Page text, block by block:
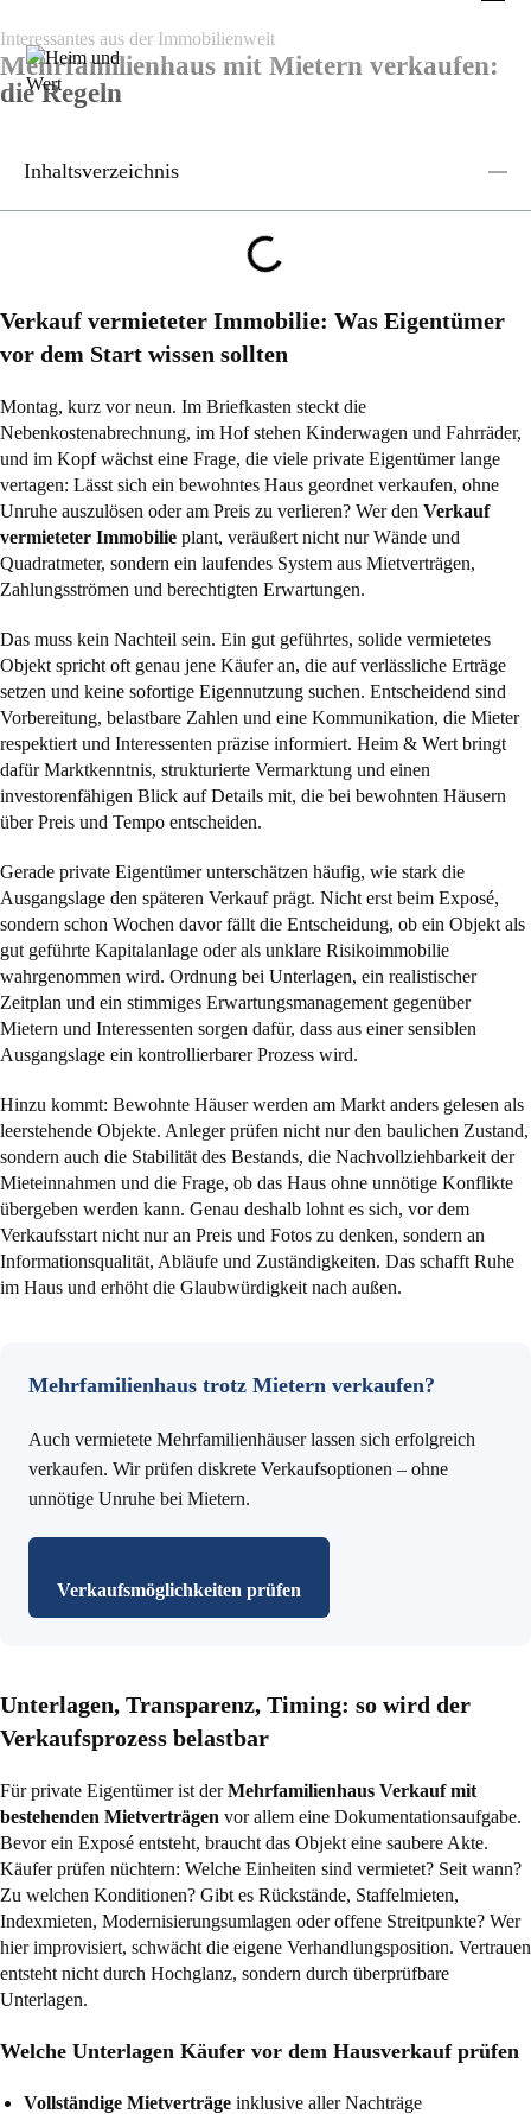
Interessantes aus der Immobilienwelt
Mehrfamilienhaus mit Mietern verkaufen:
die Regeln
Inhaltsverzeichnis
Verkauf vermieteter Immobilie: Was Eigentümer
vor dem Start wissen sollten
Montag, kurz vor neun. Im Briefkasten steckt die
Nebenkostenabrechnung, im Hof stehen Kinderwagen und Fahrräder,
und im Kopf wächst eine Frage, die viele private Eigentümer lange
vertagen: Lässt sich ein bewohntes Haus geordnet verkaufen, ohne
Unruhe auszulösen oder am Preis zu verlieren? Wer den Verkauf
vermieteter Immobilie plant, veräußert nicht nur Wände und
Quadratmeter, sondern ein laufendes System aus Mietverträgen,
Zahlungsströmen und berechtigten Erwartungen.
Das muss kein Nachteil sein. Ein gut geführtes, solide vermietetes
Objekt spricht oft genau jene Käufer an, die auf verlässliche Erträge
setzen und keine sofortige Eigennutzung suchen. Entscheidend sind
Vorbereitung, belastbare Zahlen und eine Kommunikation, die Mieter
respektiert und Interessenten präzise informiert. Heim & Wert bringt
dafür Marktkenntnis, strukturierte Vermarktung und einen
investorenfähigen Blick auf Details mit, die bei bewohnten Häusern
über Preis und Tempo entscheiden.
Gerade private Eigentümer unterschätzen häufig, wie stark die
Ausgangslage den späteren Verkauf prägt. Nicht erst beim Exposé,
sondern schon Wochen davor fällt die Entscheidung, ob ein Objekt als
gut geführte Kapitalanlage oder als unklare Risikoimmobilie
wahrgenommen wird. Ordnung bei Unterlagen, ein realistischer
Zeitplan und ein stimmiges Erwartungsmanagement gegenüber
Mietern und Interessenten sorgen dafür, dass aus einer sensiblen
Ausgangslage ein kontrollierbarer Prozess wird.
Hinzu kommt: Bewohnte Häuser werden am Markt anders gelesen als
leerstehende Objekte. Anleger prüfen nicht nur den baulichen Zustand,
sondern auch die Stabilität des Bestands, die Nachvollziehbarkeit der
Mieteinnahmen und die Frage, ob das Haus ohne unnötige Konflikte
übergeben werden kann. Genau deshalb lohnt es sich, vor dem
Verkaufsstart nicht nur an Preis und Fotos zu denken, sondern an
Informationsqualität, Abläufe und Zuständigkeiten. Das schafft Ruhe
im Haus und erhöht die Glaubwürdigkeit nach außen.
Mehrfamilienhaus trotz Mietern verkaufen?
Auch vermietete Mehrfamilienhäuser lassen sich erfolgreich
verkaufen. Wir prüfen diskrete Verkaufsoptionen – ohne
unnötige Unruhe bei Mietern.
Verkaufsmöglichkeiten prüfen
Unterlagen, Transparenz, Timing: so wird der
Verkaufsprozess belastbar
Für private Eigentümer ist derMehrfamilienhaus Verkauf mit
bestehenden Mietverträgen vor allem eine Dokumentationsaufgabe.
Bevor ein Exposé entsteht, braucht das Objekt eine saubere Akte.
Käufer prüfen nüchtern: Welche Einheiten sind vermietet? Seit wann?
Zu welchen Konditionen? Gibt es Rückstände, Staffelmieten,
Indexmieten, Modernisierungsumlagen oder offene Streitpunkte? Wer
hier improvisiert, schwächt die eigene Verhandlungsposition. Vertrauen
entsteht nicht durch Hochglanz, sondern durch überprüfbare
Unterlagen.
Welche Unterlagen Käufer vor dem Hausverkauf prüfen
Vollständige Mietverträge inklusive aller Nachträge